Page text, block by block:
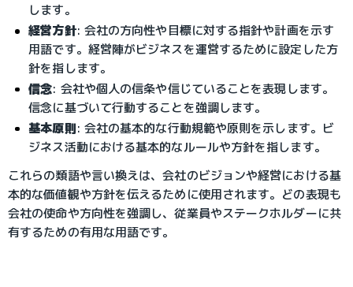
します。
経営方針: 会社の方向性や目標に対する指針や計画を示す
用語です。経営陣がビジネスを運営するために設定した方
針を指します。
信念: 会社や個人の信条や信じていることを表現します。
信念に基づいて行動することを強調します。
基本原則: 会社の基本的な行動規範や原則を示します。ビ
ジネス活動における基本的なルールや方針を指します。
これらの類語や言い換えは、会社のビジョンや経営における基
本的な価値観や方針を伝えるために使用されます。どの表現も
会社の使命や方向性を強調し、従業員やステークホルダーに共
有するための有用な用語です。